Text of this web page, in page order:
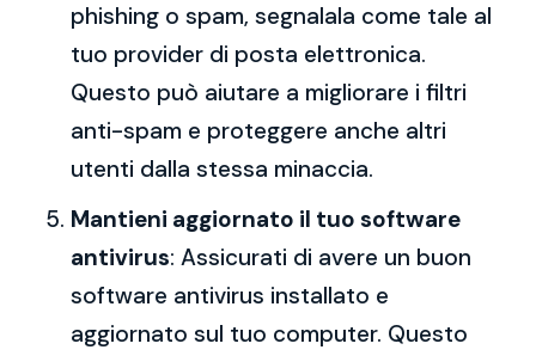
phishing o spam, segnalala come tale al
tuo provider di posta elettronica.
Questo può aiutare a migliorare i filtri
anti-spam e proteggere anche altri
utenti dalla stessa minaccia.
Mantieni aggiornato il tuo software
antivirus: Assicurati di avere un buon
software antivirus installato e
aggiornato sul tuo computer. Questo